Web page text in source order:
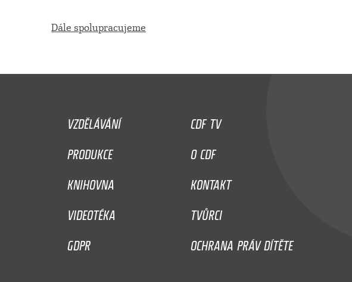
Dále spolupracujeme
VZDĚLÁVÁNÍ
CDF TV
PRODUKCE
O CDF
KNIHOVNA
KONTAKT
VIDEOTÉKA
TVŮRCI
GDPR
OCHRANA PRÁV DÍTĚTE